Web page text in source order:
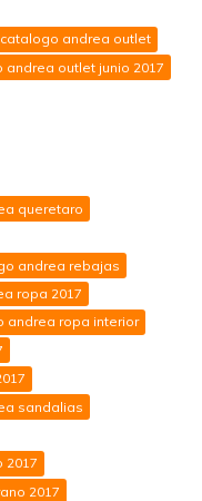
catalogo andrea outlet
andrea outlet junio 2017
queretaro
andrea rebajas
ropa 2017
andrea ropa interior
sandalias
2017
2017